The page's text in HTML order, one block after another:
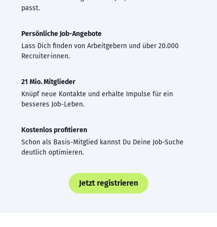
passt.
Persönliche Job-Angebote
Lass Dich finden von Arbeitgebern und über 20.000
Recruiter·innen.
21 Mio. Mitglieder
Knüpf neue Kontakte und erhalte Impulse für ein
besseres Job-Leben.
Kostenlos profitieren
Schon als Basis-Mitglied kannst Du Deine Job-Suche
deutlich optimieren.
Jetzt registrieren